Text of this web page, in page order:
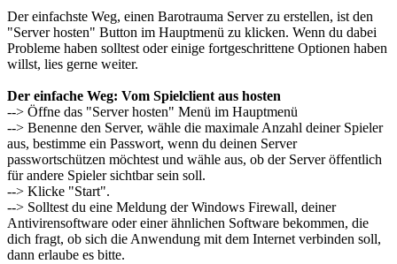
Der einfachste Weg, einen Barotrauma Server zu erstellen, ist den
"Server hosten" Button im Hauptmenü zu klicken. Wenn du dabei
Probleme haben solltest oder einige fortgeschrittene Optionen haben
willst, lies gerne weiter.
Der einfache Weg: Vom Spielclient aus hosten
--> Öffne das "Server hosten" Menü im Hauptmenü
--> Benenne den Server, wähle die maximale Anzahl deiner Spieler
aus, bestimme ein Passwort, wenn du deinen Server
passwortschützen möchtest und wähle aus, ob der Server öffentlich
für andere Spieler sichtbar sein soll.
--> Klicke "Start".
--> Solltest du eine Meldung der Windows Firewall, deiner
Antivirensoftware oder einer ähnlichen Software bekommen, die
dich fragt, ob sich die Anwendung mit dem Internet verbinden soll,
dann erlaube es bitte.